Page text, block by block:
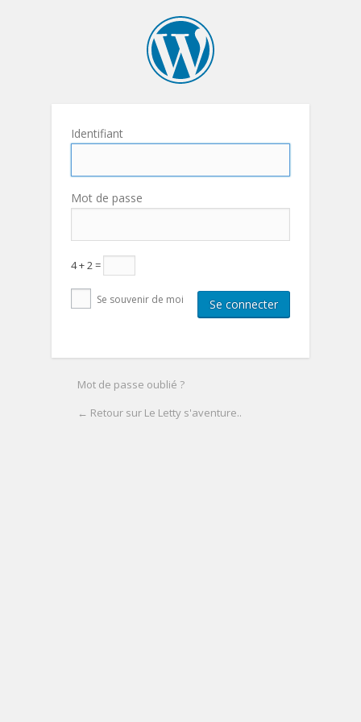
Identifiant
Mot de passe
4 + 2 =
Se souvenir de moi
Mot de passe oublié ?
← Retour sur Le Letty s'aventure..